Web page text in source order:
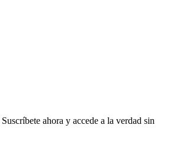
ahora y accede a la verdad sin